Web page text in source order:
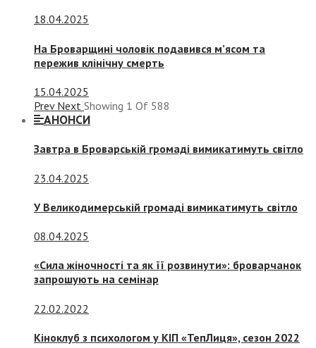
18.04.2025
На Броварщині чоловік подавився м’ясом та
пережив клінічну смерть
15.04.2025
Prev Next Showing 1 Of 588
АНОНСИ
Завтра в Броварській громаді вимикатимуть світло
23.04.2025
У Великодимерській громаді вимикатимуть світло
08.04.2025
«Сила жіночності та як її розвинути»: броварчанок
запрошують на семінар
22.02.2022
Кіноклуб з психологом у КІП «ТепЛиця», сезон 2022